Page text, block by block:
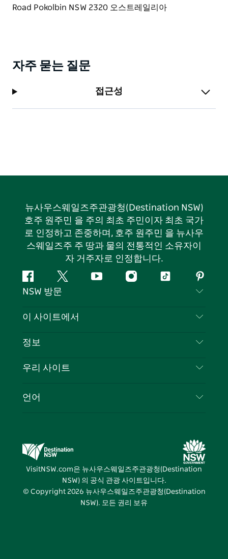
자주 묻는 질문
접근성
뉴사우스웨일즈주관광청(Destination NSW)
호주 원주민 을 주의 최초 주민이자 최초 국가
로 인정하고 존중하며, 호주 원주민 을 뉴사우
스웨일즈주 주 땅과 물의 전통적인 소유자이
자 거주자로 인정합니다.
페
이
북
지
다
유
인
틱
핀
터
스
NSW 방문
문의하기
쿠키 고지
이 사이트에서
목적지
이벤트
정보
여행 정보
뉴사우스웨일즈주 의 사업
우리 사이트
뉴사우스웨일즈주관광청(Destination NSW) 미디
어 센터
비비드 시드니(Vivid Sydney)
언어
VisitNSW.com은 뉴사우스웨일즈주관광청(Destination
NSW) 의 공식 관광 사이트입니다.
© Copyright 2026 뉴사우스웨일즈주관광청(Destination
NSW). 모든 권리 보유